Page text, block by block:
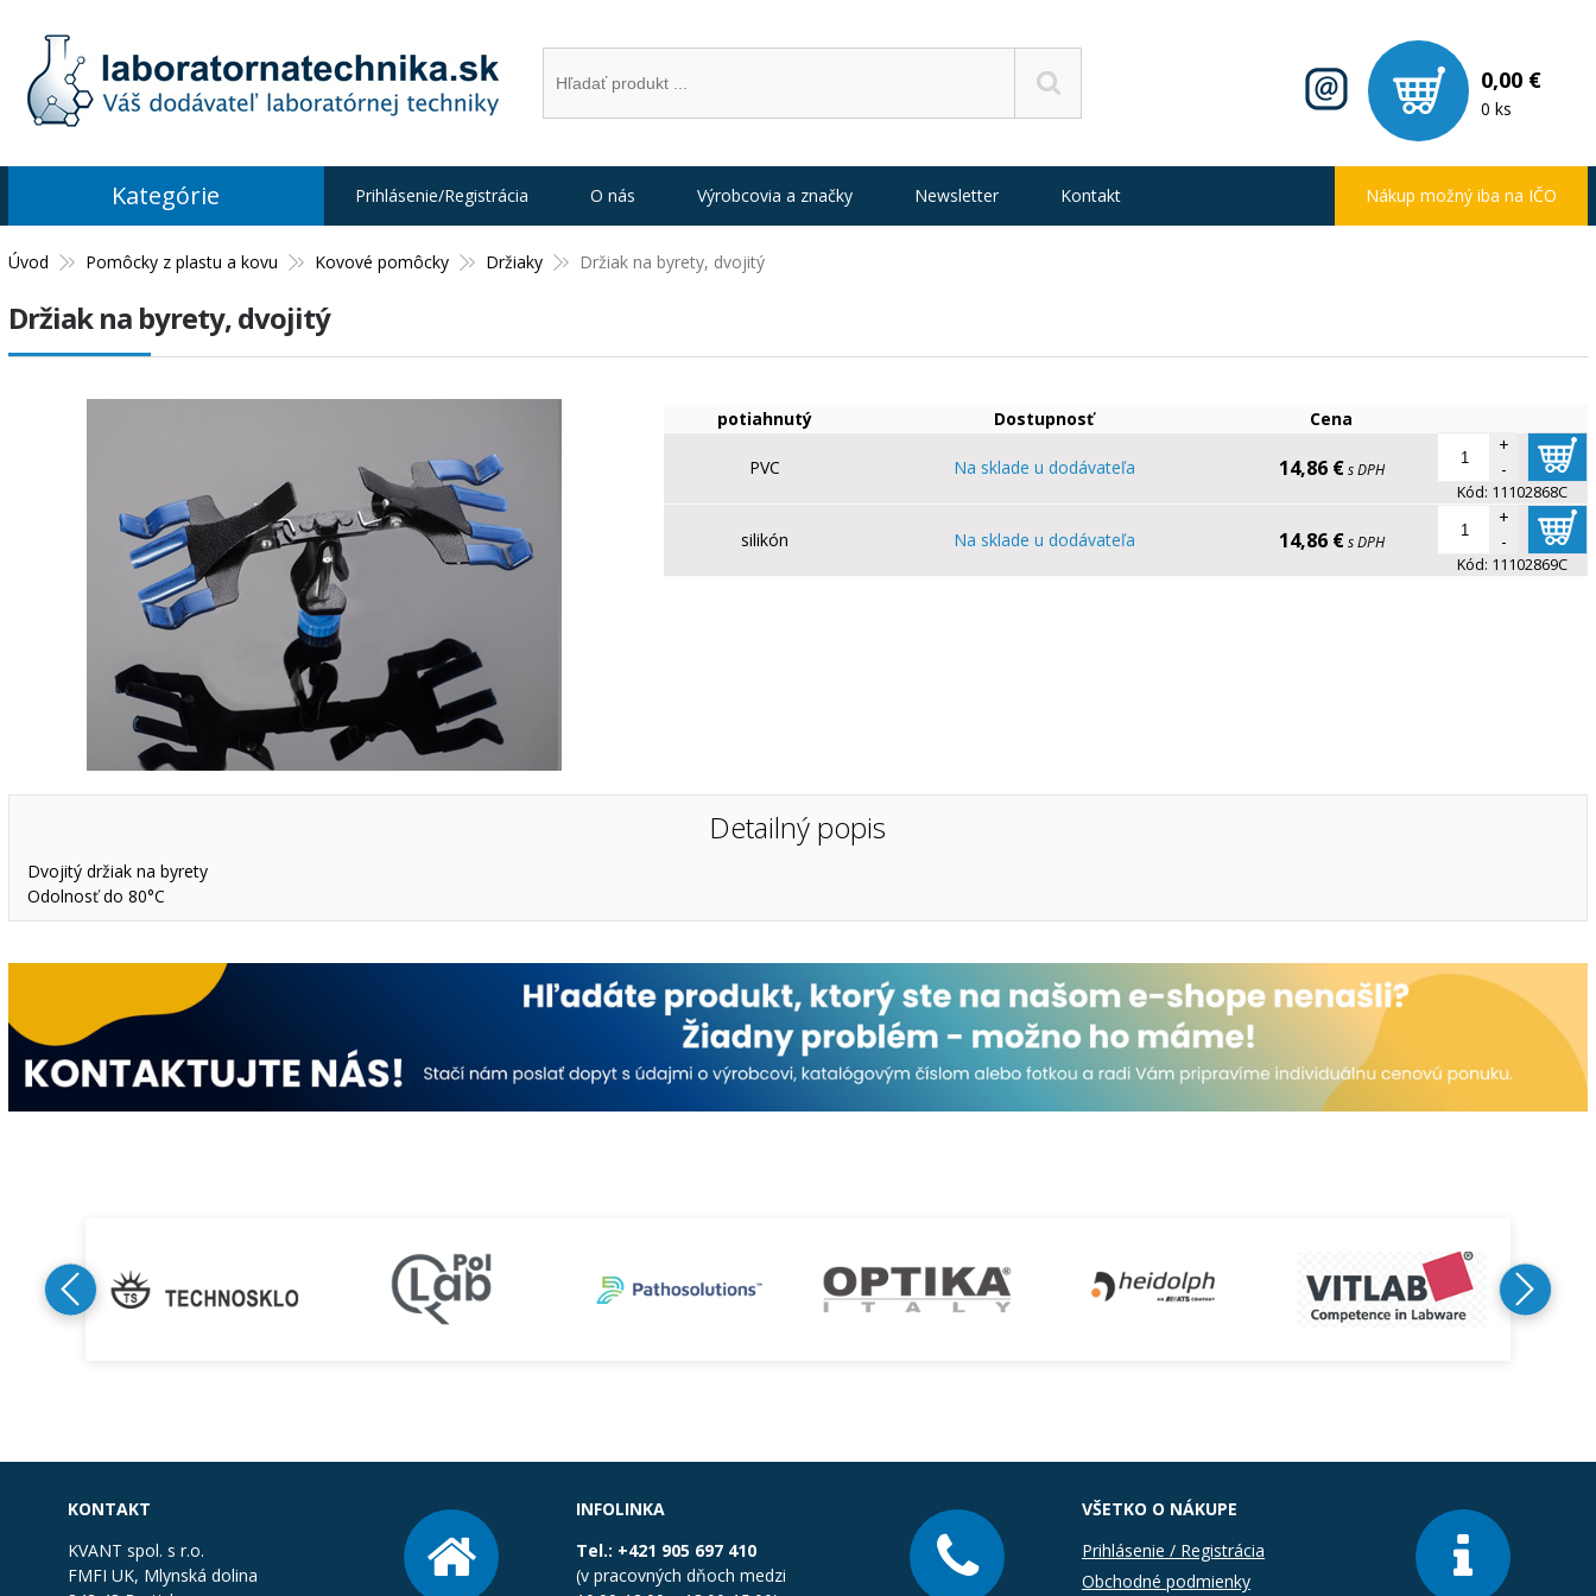
0,00 €
0 ks
Úvod Pomôcky z plastu a kovu Kovové pomôcky Držiaky Držiak na byrety, dvojitý
Držiak na byrety, dvojitý
potiahnutý Dostupnosť Cena
PVC Na sklade u dodávateľa 14,86 € s DPH
+
-
Kód: 11102868C
silikón Na sklade u dodávateľa 14,86 € s DPH
+
-
Kód: 11102869C
Detailný popis
Dvojitý držiak na byrety
Odolnosť do 80°C
Kategórie Prihlásenie/Registrácia O nás Výrobcovia a značky Newsletter Kontakt Nákup možný iba na IČO
KONTAKT
KVANT spol. s r.o.
FMFI UK, Mlynská dolina
INFOLINKA
Tel.: +421 905 697 410
(v pracovných dňoch medzi
VŠETKO O NÁKUPE
Prihlásenie / Registrácia
Obchodné podmienky